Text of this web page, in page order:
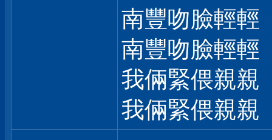
南豐吻臉輕
南豐吻臉輕
我倆緊偎親
我倆緊偎親